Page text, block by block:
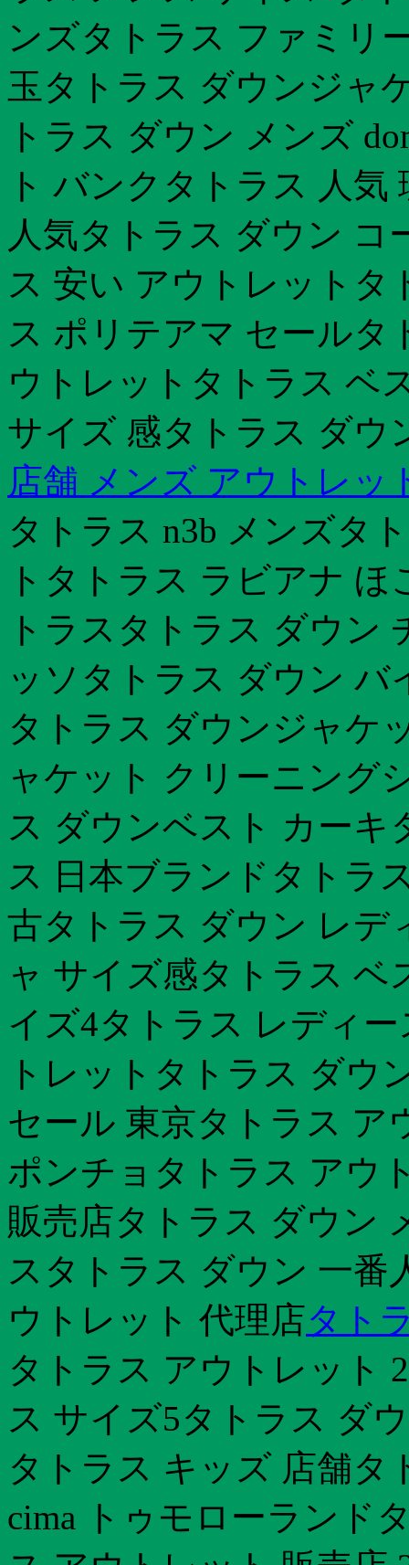
ンズタトラス ファミリ
玉タトラス ダウンジャ
トラス ダウン メンズ
ト バンクタトラス 人
人気タトラス ダウン
ス 安い アウトレットタ
ス ポリテアマ セールタ
ウトレットタトラス ベ
サイズ 感タトラス ダウ
店舗 メンズ アウトレッ
タトラス n3b メンズタ
トタトラス ラビアナ
トラスタトラス ダウン
ッソタトラス ダウン バ
タトラス ダウンジャケ
ャケット クリーニング
ス ダウンベスト カーキ
ス 日本ブランドタトラ
古タトラス ダウン レデ
ャ サイズ感タトラス
イズ4タトラス レディ
トレットタトラス ダウ
セール 東京タトラス ア
ポンチョタトラス アウ
販売店タトラス ダウン
スタトラス ダウン 一番
ウトレット 代理店タト
タトラス アウトレット
ス サイズ5タトラス ダ
タトラス キッズ 店舗タ
cima トゥモローランド